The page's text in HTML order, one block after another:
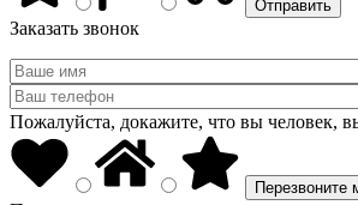
Заказать звонок
Пожалуйста, докажите, что вы человек,